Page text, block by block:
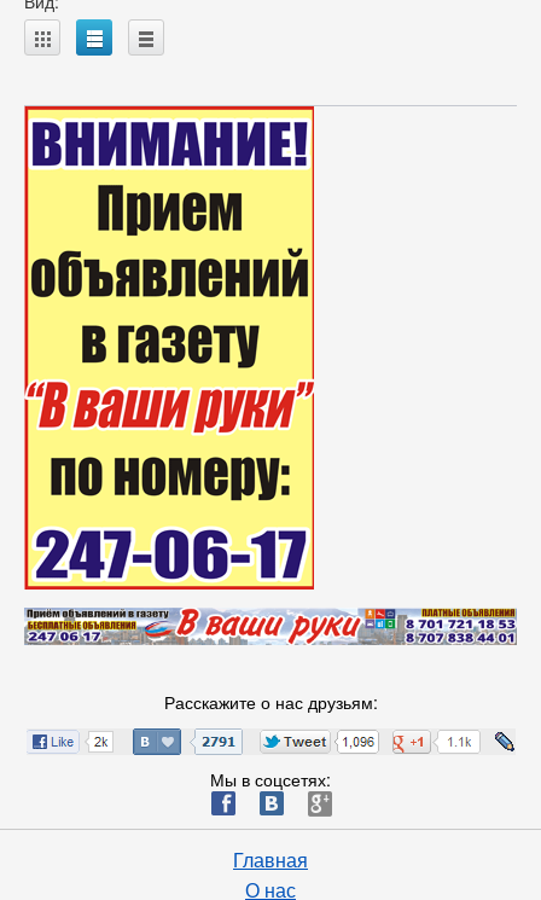
A B C
Расскажите о нас друзьям:
Мы в соцсетях:
ä æ è
Главная
О нас